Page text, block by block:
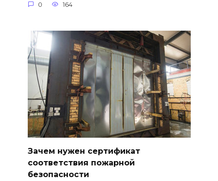
0 164
Зачем нужен сертификат
соответствия пожарной
безопасности